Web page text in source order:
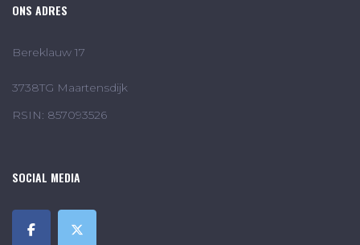
ONS ADRES
Bereklauw 17
3738TG Maartensdijk
RSIN: 857093526
SOCIAL MEDIA